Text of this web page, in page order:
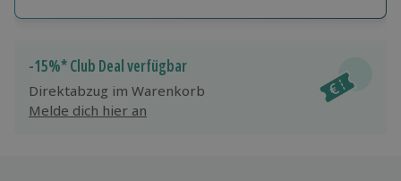
Jeder Gutschein für alle Erlebnisse einlösbar.
Maximale Sicherheit
10 Jahre gültig & verlängerbar.
-15%* Club Deal verfügbar
Direktabzug im Warenkorb
Melde dich hier an